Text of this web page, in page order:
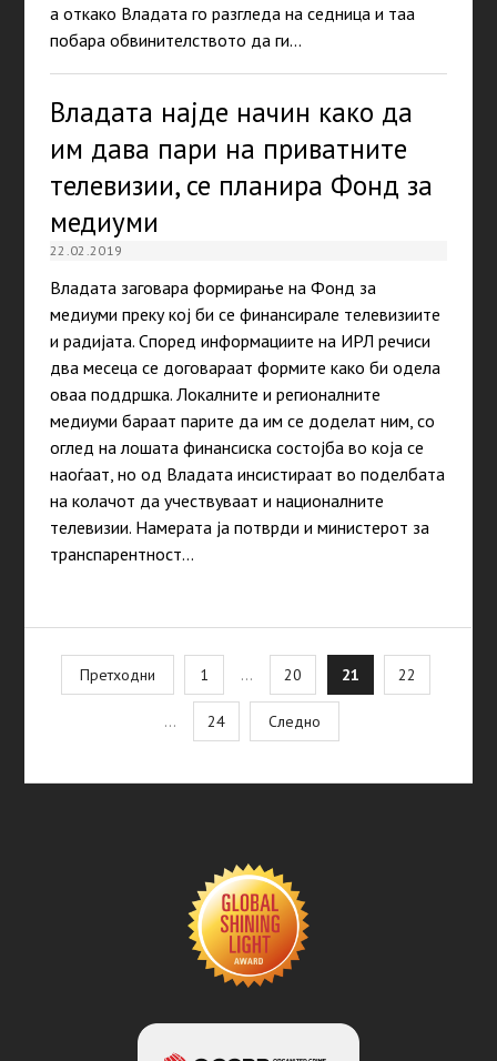
а откако Владата го разгледа на седница и таа
побара обвинителството да ги…
Владата најде начин како да
им дава пари на приватните
телевизии, се планира Фонд за
медиуми
22.02.2019
Владата загoвара формирање на Фонд за
медиуми преку кој би се финансирале телевизиите
и радијата. Според информациите на ИРЛ речиси
два месеца се договараат формите како би одела
оваа поддршка. Локалните и регионалните
медиуми бараат парите да им се доделат ним, со
оглед на лошата финансиска состојба во која се
наоѓаат, но од Владата инсистираат во поделбата
на колачот да учествуваат и националните
телевизии. Намерата ја потврди и министерот за
транспарентност…
Posts
pagination
Претходни 1 … 20 21 22
… 24 Следно